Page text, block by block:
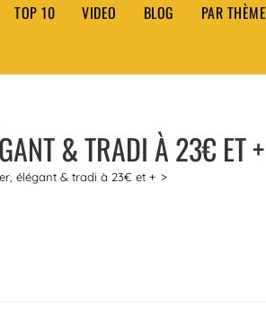
TOP 10 VIDEO BLOG PAR THÈME
& TRADI À 23€ ET +
élégant & tradi à 23€ et + >